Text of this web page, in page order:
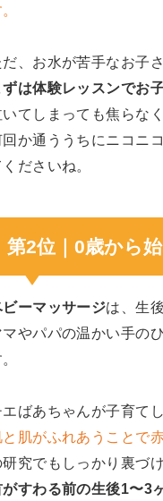
だ、お水が苦手なお子
ずは体験レッスンでお
てしまっても焦らな
回か通ううちにニコニ
くださいね。
第2位｜0歳から
ビーマッサージは、生
マやパパの温かい手の
エばあちゃんが子育て
と肌がふれあうことで
研究でもしっかり裏づ
がすわる前の生後1〜3